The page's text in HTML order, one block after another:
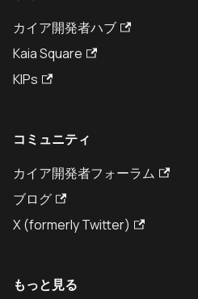
カイア開発者ハブ
Kaia Square
KIPs
コミュニティ
カイア開発者フォーラム
ブログ
X (formerly Twitter)
もっと見る